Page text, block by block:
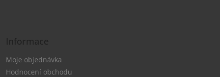
Informace
Moje objednávka
Hodnocení obchodu